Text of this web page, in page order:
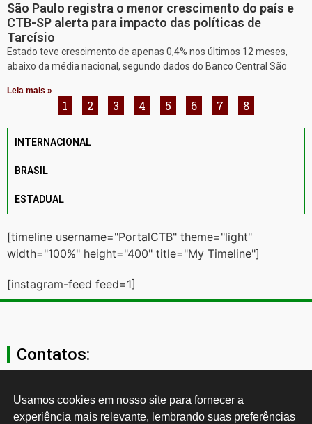
São Paulo registra o menor crescimento do país e
CTB-SP alerta para impacto das políticas de
Tarcísio
Estado teve crescimento de apenas 0,4% nos últimos 12 meses,
abaixo da média nacional, segundo dados do Banco Central São
Leia mais »
1 2 3 4 5 6 7 8
INTERNACIONAL
BRASIL
ESTADUAL
[timeline username="PortalCTB" theme="light"
width="100%" height="400" title="My Timeline"]
[instagram-feed feed=1]
Contatos:
secgeral@ctb.org.br
Usamos cookies em nosso site para fornecer a
experiência mais relevante, lembrando suas preferências